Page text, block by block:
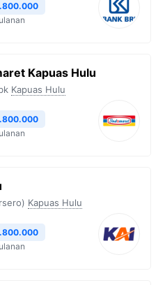
Kapuas Hulu
Kapuas Hulu
Kapuas Hulu